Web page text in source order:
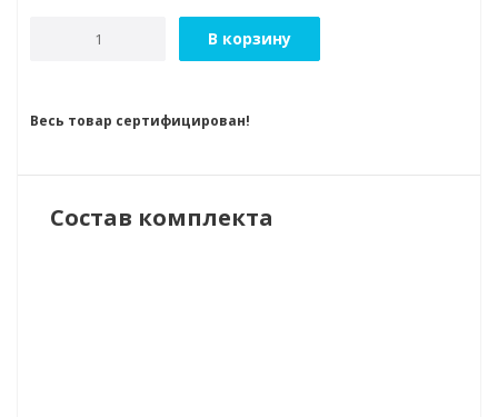
В корзину
Весь товар сертифицирован!
Состав комплекта